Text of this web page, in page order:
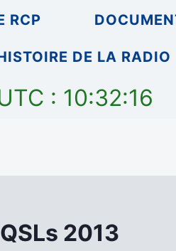
RCP
DE LA RADIO
: 10:32:16
2013